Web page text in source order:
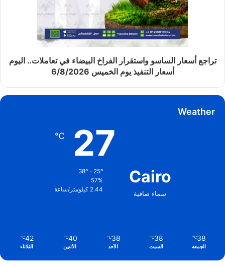
تراجع أسعار الساسو واستقرار الفراخ البيضاء في تعاملات.. اليوم
أسعار التنفيذ يوم الخميس 6/8/2026
Weather
Cairo
سماء صافية
27
℃
38º - 25º
57%
2.44 كيلومتر/ساعة
38
℃
الجمعة
38
℃
السبت
38
℃
الأحد
40
℃
الأثنين
42
℃
الثلاثاء